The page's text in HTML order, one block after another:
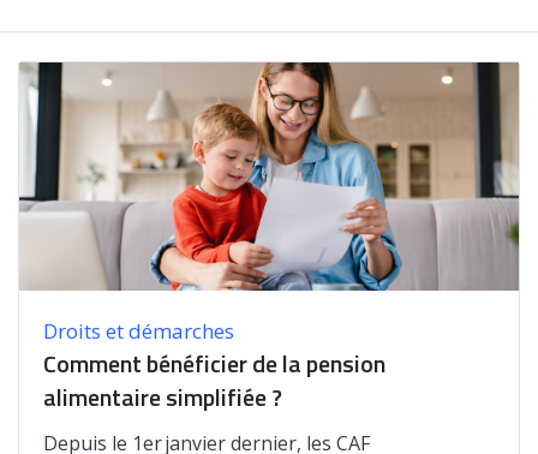
Droits et démarches
Comment bénéficier de la pension
alimentaire simplifiée ?
Depuis le 1er janvier dernier, les CAF